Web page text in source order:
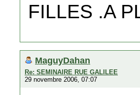
FILLES .A
MaguyDahan
Re: SEMINAIRE RUE GALILEE
29 novembre 2006, 07:07